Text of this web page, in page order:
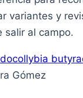
variantes y
salir al campo.
Gómez